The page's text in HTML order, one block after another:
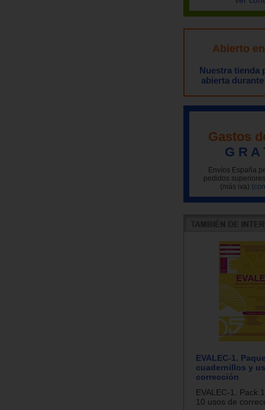
Abierto
Nuestra tienda
abierta
Gastos
G R A
Envíos España
pedidos
(más iva)
EVALEC-1.
cuadernillos y
corrección
EVALEC-1. Pack
10 usos de